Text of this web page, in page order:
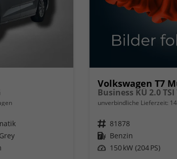
Volkswagen T7
Business KÜ 2.0 TSI
unverbindliche Lieferzeit:
Fahrzeugnr. 81878
Kraftstoff Benzin
Leistung 150 kW (204 PS)